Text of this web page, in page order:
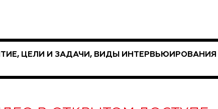
ЦЕЛИ И ЗАДАЧИ, ВИДЫ ИНТЕРВЬЮИРОВАНИЯ